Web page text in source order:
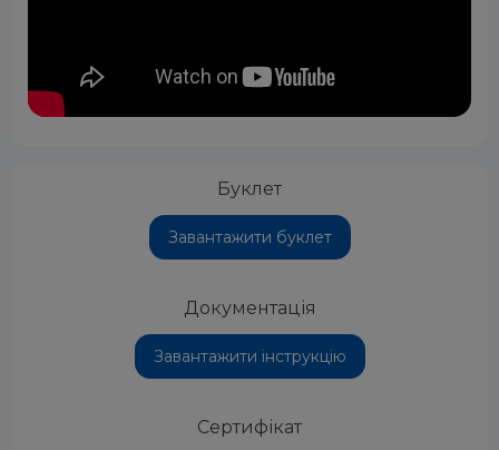
Буклет
Завантажити буклет
Документація
Завантажити інструкцію
Сертифікат